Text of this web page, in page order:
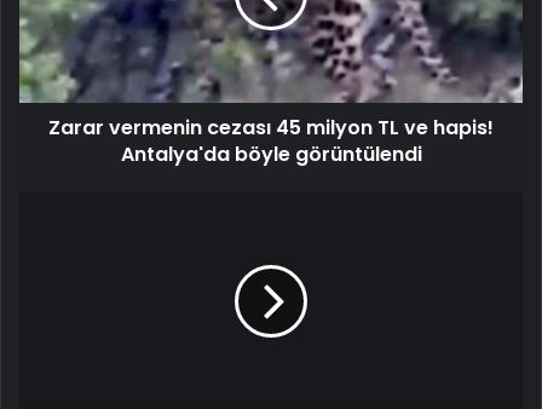
Zarar vermenin cezası 45 milyon TL ve hapis!
Antalya'da böyle görüntülendi